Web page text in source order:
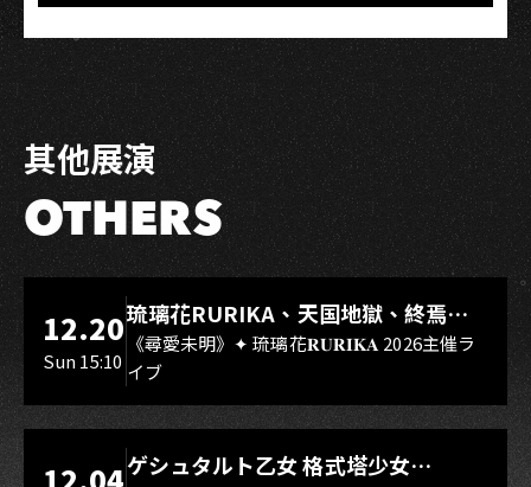
其他展演
OTHERS
LIVE WAREHOUSE 小庫
12.20
Sun 15:10
琉璃花RURIKA、天国地獄、終焉
Rebirth、DUALIA、無我夢中、花奏
スマイル（O.A.）
《尋愛未明》✦ 琉璃花𝐑𝐔𝐑𝐈𝐊𝐀 2026主催ラ
イブ
LIVE WAREHOUSE 小庫
12.04ゲシュタルト乙女 格式塔少女